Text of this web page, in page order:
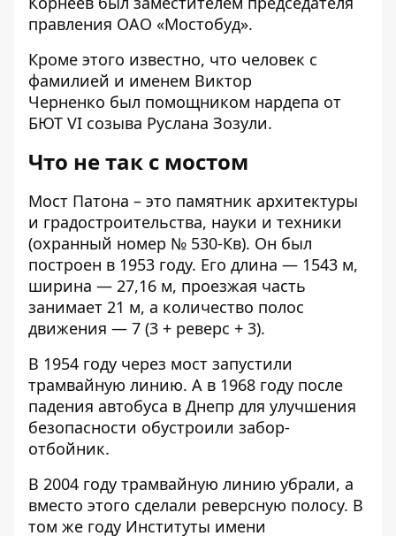
правления ОАО «Мостобуд».
Кроме этого известно, что человек с
фамилией и именем Виктор
Черненко был помощником нардепа от
БЮТ VI созыва Руслана Зозули.
Что не так с мостом
Мост Патона – это памятник архитектуры
и градостроительства, науки и техники
(охранный номер № 530-Кв). Он был
построен в 1953 году. Его длина — 1543 м,
ширина — 27,16 м, проезжая часть
занимает 21 м, а количество полос
движения — 7 (3 + реверс + 3).
В 1954 году через мост запустили
трамвайную линию. А в 1968 году после
падения автобуса в Днепр для улучшения
безопасности обустроили забор-
отбойник.
В 2004 году трамвайную линию убрали, а
вместо этого сделали реверсную полосу. В
том же году Институты имени